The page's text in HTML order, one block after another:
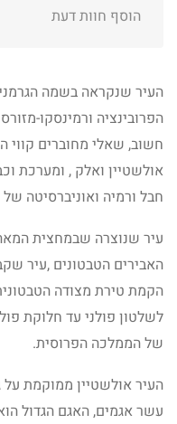
הוסף חוות דעת
הפרובינציה ורמינסקו-
חשוב, שאלי מחוברים קווי
אולשטיין ואלק , ומערכת
חבל ורמיה ואוניברסיטה
עיר שנוצרה שבמחצית
האבירים הטבטונים ,עיר
הקמת טירת מצודה
של הממלכה הפרוסית.